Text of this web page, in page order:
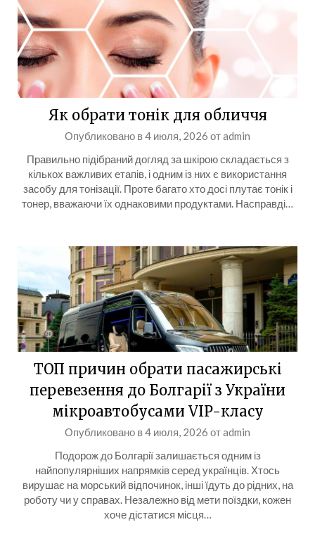
Як обрати тонік для обличчя
Опубликовано в4 июля, 2026 отadmin
Правильно підібраний догляд за шкірою складається з
кількох важливих етапів, і одним із них є використання
засобу для тонізації. Проте багато хто досі плутає тонік і
тонер, вважаючи їх однаковими продуктами. Насправді…
ТОП причин обрати пасажирські
перевезення до Болгарії з України
мікроавтобусами VIP-класу
Опубликовано в4 июля, 2026 отadmin
Подорож до Болгарії залишається одним із
найпопулярніших напрямків серед українців. Хтось
вирушає на морський відпочинок, інші їдуть до рідних, на
роботу чи у справах. Незалежно від мети поїздки, кожен
хоче дістатися місця…